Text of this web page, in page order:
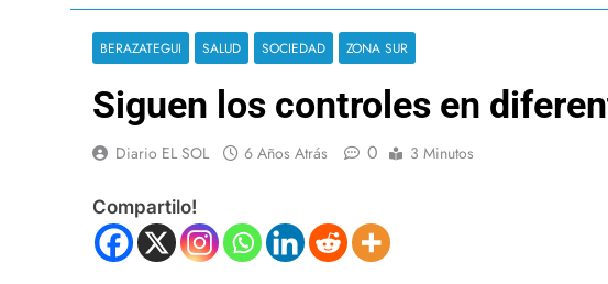
BERAZATEGUI SALUD SOCIEDAD ZONA SUR
Siguen los controles en
Diario EL SOL 6 Años Atrás 0 3 Minutos
Compartilo!